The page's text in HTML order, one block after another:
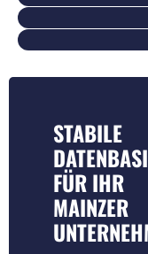
STABILE
FÜR IHR
MAINZER